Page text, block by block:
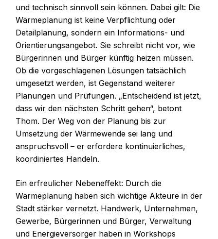
und technisch sinnvoll sein können. Dabei gilt: Die
Wärmeplanung ist keine Verpflichtung oder
Detailplanung, sondern ein Informations- und
Orientierungsangebot. Sie schreibt nicht vor, wie
Bürgerinnen und Bürger künftig heizen müssen.
Ob die vorgeschlagenen Lösungen tatsächlich
umgesetzt werden, ist Gegenstand weiterer
Planungen und Prüfungen. „Entscheidend ist jetzt,
dass wir den nächsten Schritt gehen“, betont
Thom. Der Weg von der Planung bis zur
Umsetzung der Wärmewende sei lang und
anspruchsvoll – er erfordere kontinuierliches,
koordiniertes Handeln.
Ein erfreulicher Nebeneffekt: Durch die
Wärmeplanung haben sich wichtige Akteure in der
Stadt stärker vernetzt. Handwerk, Unternehmen,
Gewerbe, Bürgerinnen und Bürger, Verwaltung
und Energieversorger haben in Workshops